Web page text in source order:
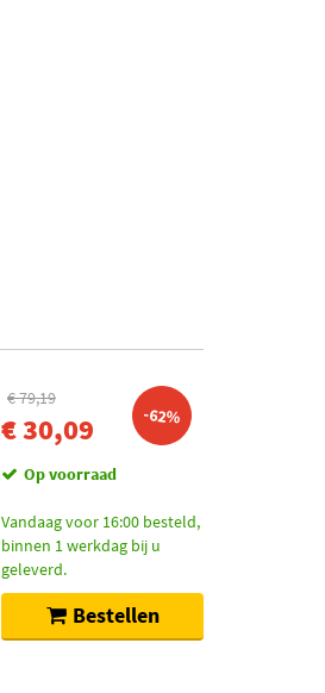
€ 79,19
€ 30,09 -62%
Op voorraad
Vandaag voor 16:00 besteld,
binnen 1 werkdag bij u
geleverd.
Bestellen